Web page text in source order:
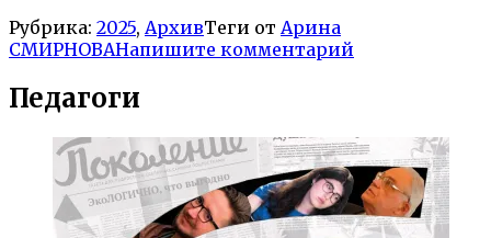
Рубрика: 2025, АрхивТеги от Арина
СМИРНОВАНапишите комментарий
Педагоги